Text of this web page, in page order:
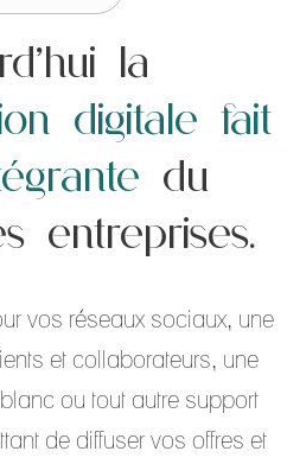
la
digitale fait
du
entreprises.
vos réseaux sociaux, une
et collaborateurs, une
ou tout autre support
de diffuser vos offres et